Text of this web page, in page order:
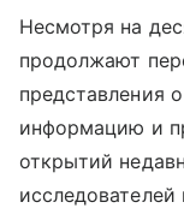
Несмотря на
продолжают
представления
информацию и
открытий